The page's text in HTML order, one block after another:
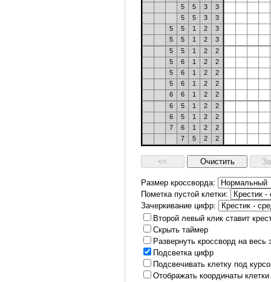
5
5 3
3
5
5 3
3
5
5 1 2
3
5
5 1 2
3
5
5 1 2
2
5
6 1 2
2
5
6 1 2
2
5
6 1 2
2
6
6 1 2
2
6
5 1 2
2
6
5 1 2
2
7
6 1 2
2
7
5 2 2
Размер кроссворда:
Пометка пустой клетки:
Зачеркивание цифр:
Второй левый клик ставит
Скрыть таймер
Развернуть кроссворд на
Подсветка цифр
Подсвечивать клетку под
Отображать координаты